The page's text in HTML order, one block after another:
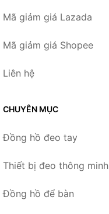
Mã giảm giá Lazada
Mã giảm giá Shopee
Liên hệ
CHUYÊN MỤC
Đồng hồ đeo tay
Thiết bị đeo thông minh
Đồng hồ để bàn